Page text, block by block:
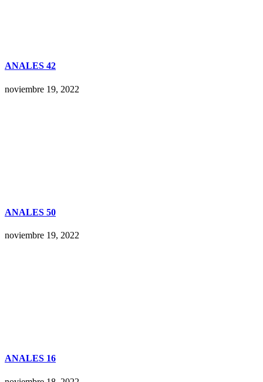
ANALES 42
noviembre 19, 2022
ANALES 50
noviembre 19, 2022
ANALES 16